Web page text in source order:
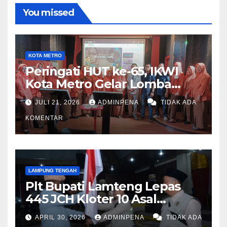
You missed
KOTA METRO
Peringati HUT ke-65, IKWI
Kota Metro Gelar Lomba
Fashion Show
JULI 21, 2026 ADMINPENA TIDAK ADA
KOMENTAR
LAMPUNG TENGAH
Plt Bupati Lamteng Lepas
445 JCH Kloter 10 Asal
Lamteng
APRIL 30, 2026 ADMINPENA TIDAK ADA